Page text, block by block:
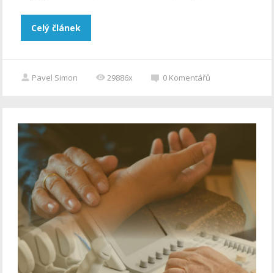
Celý článek
Pavel Simon 29886x 0 Komentářů